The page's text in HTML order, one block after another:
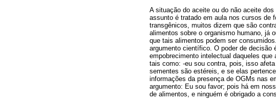
A situação do aceite ou do não aceite
assunto é tratado em aula nos cursos de
transgênicos, muitos dizem que são
alimentos sobre o organismo humano, já
que tais alimentos podem ser
argumento científico. O poder de decisão
empobrecimento intelectual daqueles
tais como: -eu sou contra, pois, isso
sementes são estéreis, e se elas
informações da presença de OGMs nas
argumento: Eu sou favor; pois há em
de alimentos, e ninguém é obrigado a